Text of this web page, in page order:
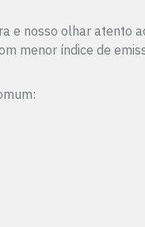
nosso olhar
menor índice de